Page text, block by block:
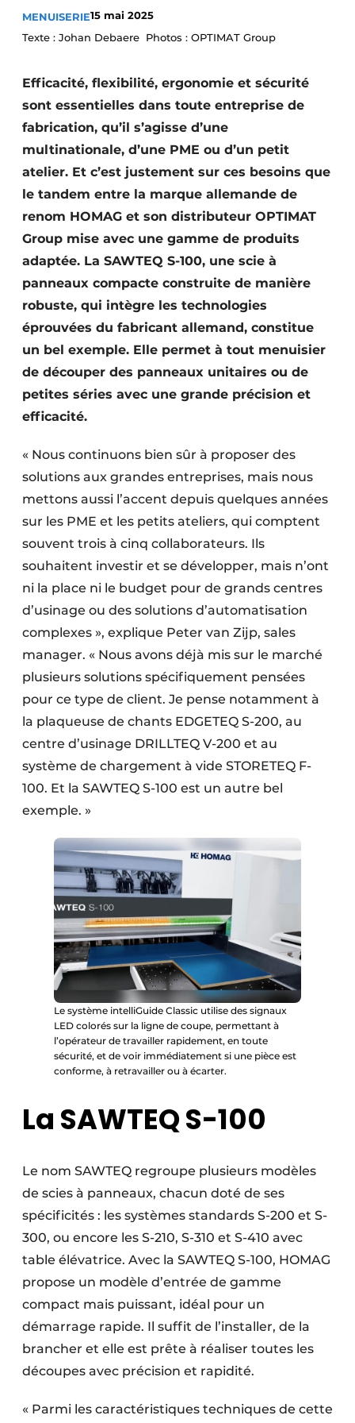
Podcasts
Privacy / Cookie statement
S’inscrire
S’inscrire
Termes et conditions
Video’s
MENUISERIE15 mai 2025
Texte : Johan Debaere Photos : OPTIMAT Group
Efficacité, flexibilité, ergonomie et sécurité
sont essentielles dans toute entreprise de
fabrication, qu’il s’agisse d’une
multinationale, d’une PME ou d’un petit
atelier. Et c’est justement sur ces besoins que
le tandem entre la marque allemande de
renom HOMAG et son distributeur OPTIMAT
Group mise avec une gamme de produits
adaptée. La SAWTEQ S-100, une scie à
panneaux compacte construite de manière
robuste, qui intègre les technologies
éprouvées du fabricant allemand, constitue
un bel exemple. Elle permet à tout menuisier
de découper des panneaux unitaires ou de
petites séries avec une grande précision et
efficacité.
« Nous continuons bien sûr à proposer des
solutions aux grandes entreprises, mais nous
mettons aussi l’accent depuis quelques années
sur les PME et les petits ateliers, qui comptent
souvent trois à cinq collaborateurs. Ils
souhaitent investir et se développer, mais n’ont
ni la place ni le budget pour de grands centres
d’usinage ou des solutions d’automatisation
complexes », explique Peter van Zijp, sales
manager. « Nous avons déjà mis sur le marché
plusieurs solutions spécifiquement pensées
pour ce type de client. Je pense notamment à
la plaqueuse de chants EDGETEQ S-200, au
centre d’usinage DRILLTEQ V-200 et au
système de chargement à vide STORETEQ F-
100. Et la SAWTEQ S-100 est un autre bel
exemple. »
Le système intelliGuide Classic utilise des signaux
LED colorés sur la ligne de coupe, permettant à
l’opérateur de travailler rapidement, en toute
sécurité, et de voir immédiatement si une pièce est
conforme, à retravailler ou à écarter.
La SAWTEQ S-100
Le nom SAWTEQ regroupe plusieurs modèles
de scies à panneaux, chacun doté de ses
spécificités : les systèmes standards S-200 et S-
300, ou encore les S-210, S-310 et S-410 avec
table élévatrice. Avec la SAWTEQ S-100, HOMAG
propose un modèle d’entrée de gamme
compact mais puissant, idéal pour un
démarrage rapide. Il suffit de l’installer, de la
brancher et elle est prête à réaliser toutes les
découpes avec précision et rapidité.
« Parmi les caractéristiques techniques de cette